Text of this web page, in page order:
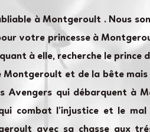
à Montgeroult . Nous
votre princesse à
à elle, recherche le
et de la bête
Avengers qui débarquent à
combat l’injustice et le mal
avec sa chasse aux